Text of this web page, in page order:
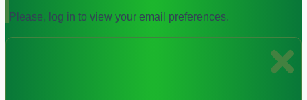
Please, log in to view your email preferences.